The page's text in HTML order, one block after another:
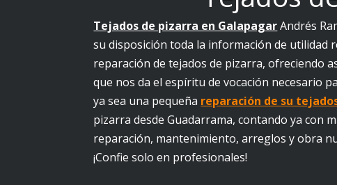
Tejados de pizarra en GalapagarAndrés
su disposición toda la información de utilidad
reparación de tejados de pizarra, ofreciendo
que nos da el espíritu de vocación necesario
ya sea una pequeña reparación de su
pizarra desde Guadarrama, contando ya con
reparación, mantenimiento, arreglos y obra
¡Confie solo en profesionales!